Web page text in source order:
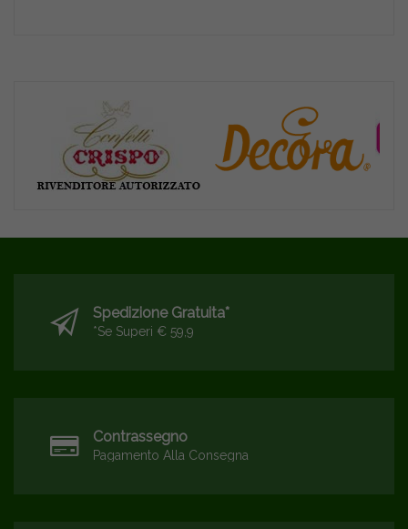
Spedizione Gratuita*
*se Superi € 59,9
Contrassegno
Pagamento Alla Consegna